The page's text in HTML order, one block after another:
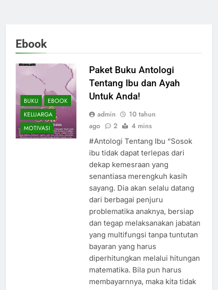
Ebook
BUKU
EBOOK
KELUARGA
MOTIVASI
Paket Buku Antologi
Tentang Ibu dan Ayah
Untuk Anda!
admin
10 tahun
ago
2 4 mins
#Antologi Tentang Ibu “Sosok
ibu tidak dapat terlepas dari
dekap kemesraan yang
senantiasa merengkuh kasih
sayang. Dia akan selalu datang
dari berbagai penjuru
problematika anaknya, bersiap
dan tegap melaksanakan jabatan
yang multifungsi tanpa tuntutan
bayaran yang harus
diperhitungkan melalui hitungan
matematika. Bila pun harus
membayarnnya, maka kita tidak